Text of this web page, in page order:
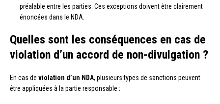
préalable entre les parties. Ces exceptions doivent être clairement
énoncées dans le NDA.
Quelles sont les conséquences en cas de
violation d’un accord de non-divulgation ?
En cas de violation d’un NDA, plusieurs types de sanctions peuvent
être appliquées à la partie responsable :